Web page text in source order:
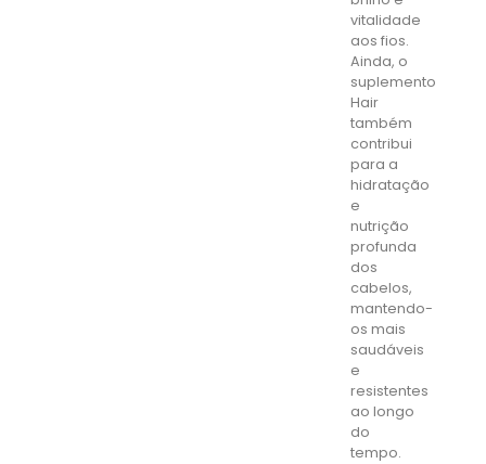
vitalidade
aos fios.
Ainda, o
suplemento
Hair
também
contribui
para a
hidratação
e
nutrição
profunda
dos
cabelos,
mantendo-
os mais
saudáveis
e
resistentes
ao longo
do
tempo.